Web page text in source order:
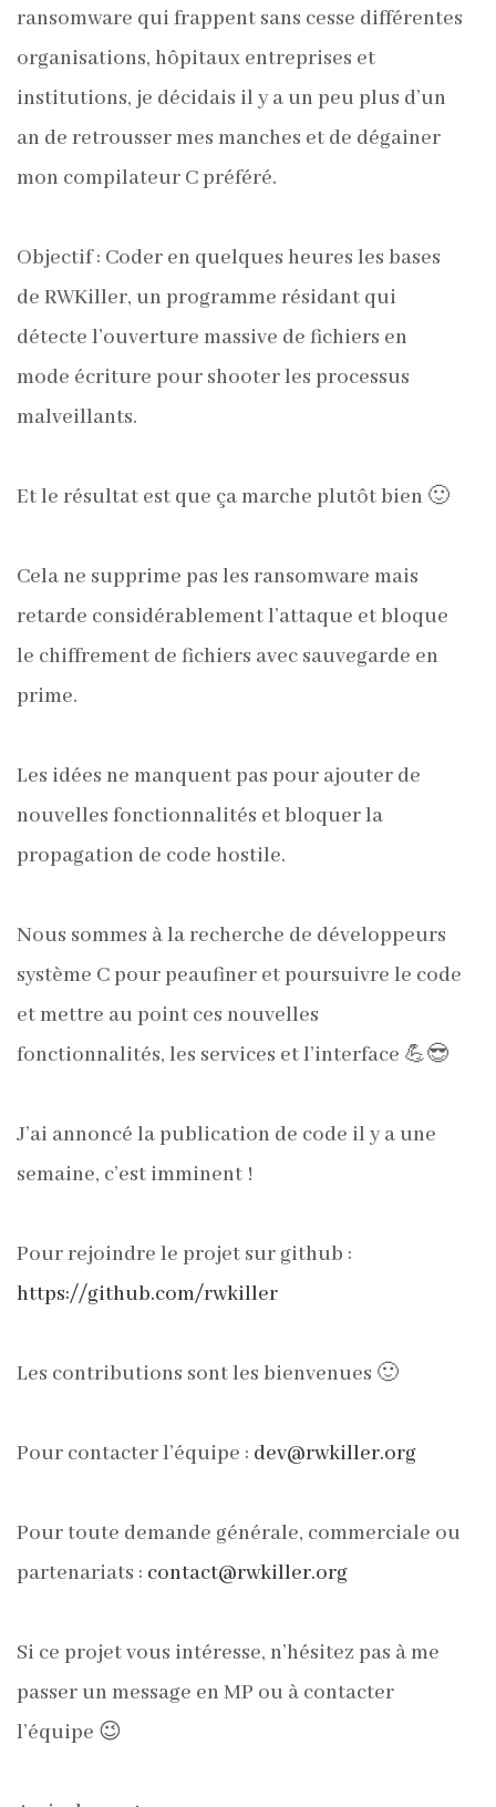
ransomware qui frappent sans cesse différentes
organisations, hôpitaux entreprises et
institutions, je décidais il y a un peu plus d’un
an de retrousser mes manches et de dégainer
mon compilateur C préféré.
Objectif : Coder en quelques heures les bases
de RWKiller, un programme résidant qui
détecte l’ouverture massive de fichiers en
mode écriture pour shooter les processus
malveillants.
Et le résultat est que ça marche plutôt bien 🙂
Cela ne supprime pas les ransomware mais
retarde considérablement l’attaque et bloque
le chiffrement de fichiers avec sauvegarde en
prime.
Les idées ne manquent pas pour ajouter de
nouvelles fonctionnalités et bloquer la
propagation de code hostile.
Nous sommes à la recherche de développeurs
système C pour peaufiner et poursuivre le code
et mettre au point ces nouvelles
fonctionnalités, les services et l’interface 💪😎
J’ai annoncé la publication de code il y a une
semaine, c’est imminent !
Pour rejoindre le projet sur github :
https://github.com/rwkiller
Les contributions sont les bienvenues 🙂
Pour contacter l’équipe : dev@rwkiller.org
Pour toute demande générale, commerciale ou
partenariats : contact@rwkiller.org
Si ce projet vous intéresse, n’hésitez pas à me
passer un message en MP ou à contacter
l’équipe 😉